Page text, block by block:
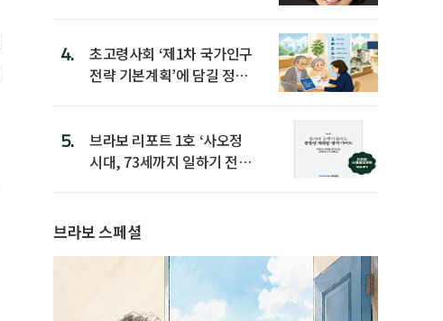
4.
초고령사회 ‘제1차 국가인구
전략 기본계획’에 담길 정책
5.
브라보 리포트 1호 ‘사오정
시대, 73세까지 일하기 전략’
브라보 스페셜